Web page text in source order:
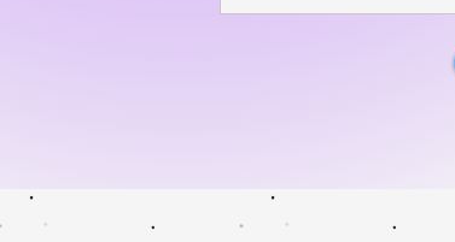
והכי חשוב חוויה.באתר Happy4U תוכלו למצוא
לאירועים מכל
בין יצירתיות, מקצועיות